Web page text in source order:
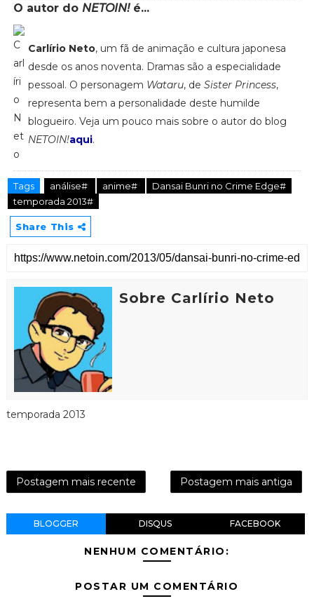
O autor do NETOIN!é...
Carlírio Neto, um fã de animação e cultura japonesa
desde os anos noventa. Dramas são a especialidade
pessoal. O personagem Wataru, de Sister Princess,
representa bem a personalidade deste humilde
blogueiro. Veja um pouco mais sobre o autor do blog
NETOIN!aqui.
Tags análise# anime#
Dansai Bunri no Crime Edge#
temporada 2013#
Share This
Sobre Carlírio Neto
temporada 2013
Postagem mais recente Postagem mais antiga
BLOGGER DISQUS FACEBOOK
NENHUM COMENTÁRIO:
POSTAR UM COMENTÁRIO